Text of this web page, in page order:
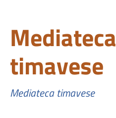
Mediateca
timavese
Mediateca timavese